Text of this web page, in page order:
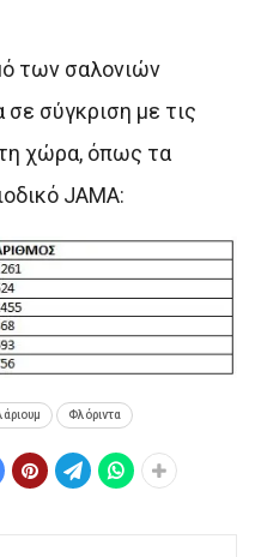
των σαλονιών
σύγκριση με τις
χώρα, όπως τα
JAMA:
Φλόριντα